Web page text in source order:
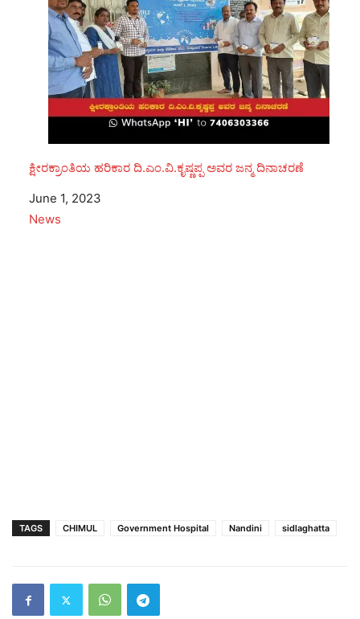
ಕ್ಷೀರಕ್ರಾಂತಿಯ ಹರಿಕಾರ ದಿ.ಎಂ.ವಿ.ಕೃಷ್ಣಪ್ಪ ಅವರ ಜನ್ಮ ದಿನಾಚರಣೆ
Date
June 1, 2023
In relation to
News
TAGS CHIMUL Government Hospital Nandini sidlaghatta